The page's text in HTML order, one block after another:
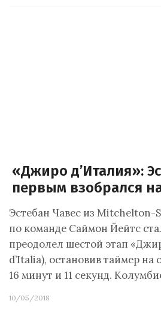
«Джиро д’Италия»:
первым взобрался
Эстебан Чавес из Mitchelton-
по команде Саймон Йейтс
преодолел шестой этап
d’Italia), остановив таймер на
16 минут и 11 секунд.
10/05/2018